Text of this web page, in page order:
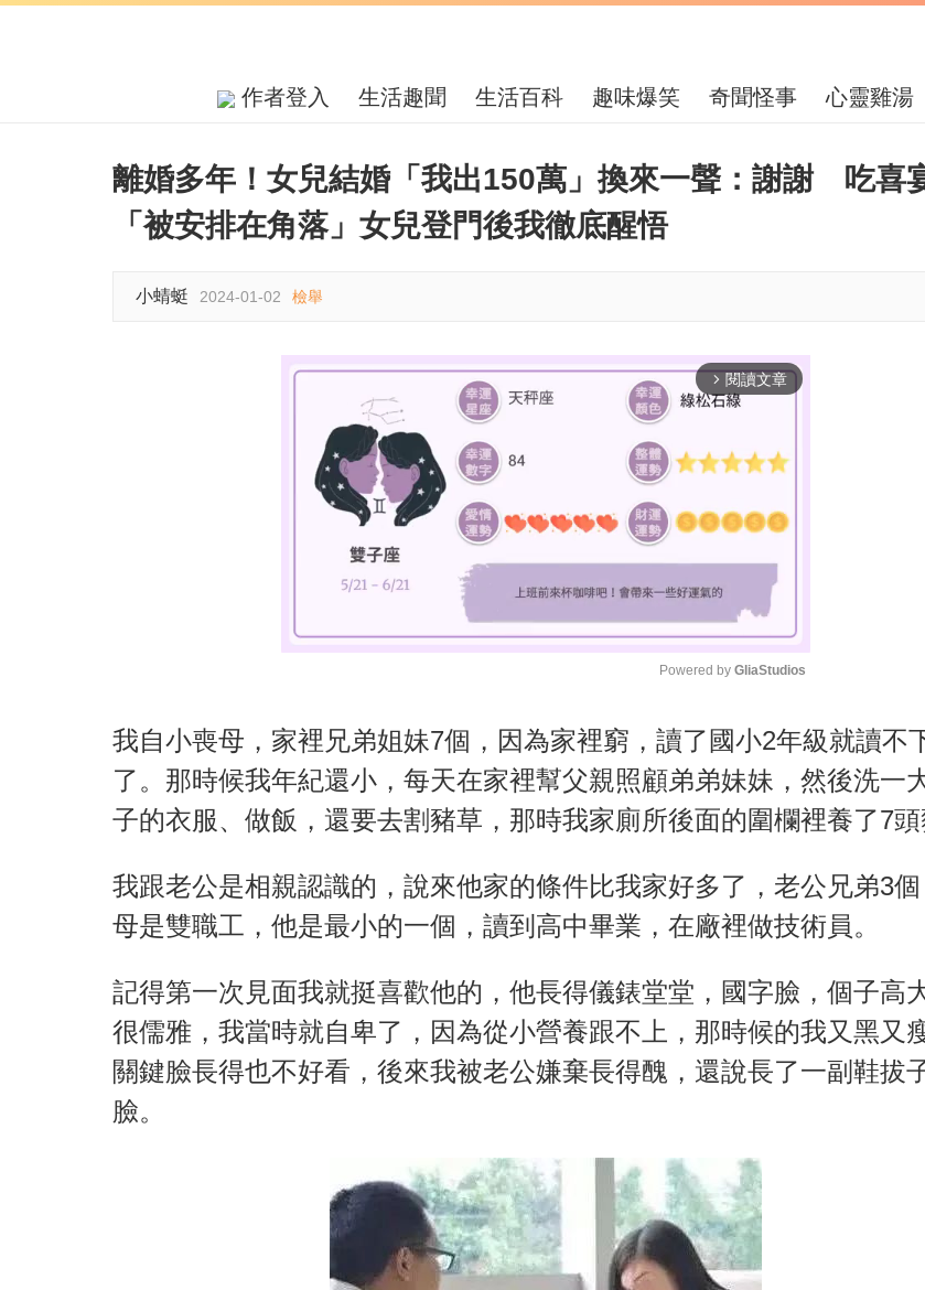
作者登入 生活趣聞 生活百科 趣味爆笑 奇聞怪事 心靈雞湯
離婚多年！女兒結婚「我出150萬」換來一聲：謝謝 吃喜
「被安排在角落」女兒登門後我徹底醒悟
小蜻蜓 2024-01-02 檢舉
arrow_forward_ios 閱讀文章
M
t
e
Powered by GliaStudios
我自小喪母，家裡兄弟姐妹7個，因為家裡窮，讀了國小2年級就讀不
了。那時候我年紀還小，每天在家裡幫父親照顧弟弟妹妹，然後洗一
子的衣服、做飯，還要去割豬草，那時我家廁所後面的圍欄裡養了7頭
我跟老公是相親認識的，說來他家的條件比我家好多了，老公兄弟3
母是雙職工，他是最小的一個，讀到高中畢業，在廠裡做技術員。
記得第一次見面我就挺喜歡他的，他長得儀錶堂堂，國字臉，個子高
很儒雅，我當時就自卑了，因為從小營養跟不上，那時候的我又黑又
關鍵臉長得也不好看，後來我被老公嫌棄長得醜，還說長了一副鞋拔
臉。